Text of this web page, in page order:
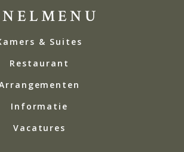
& Suites
Restaurant
Informatie
Vacatures